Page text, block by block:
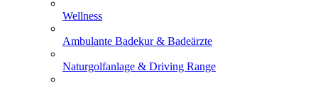
Wellness
Ambulante Badekur & Badeärzte
Naturgolfanlage & Driving Range